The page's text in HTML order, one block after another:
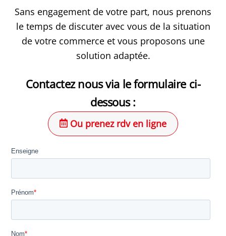
Sans engagement de votre part, nous prenons
le temps de discuter avec vous de la situation
de votre commerce et vous proposons une
solution adaptée.
Contactez nous via le formulaire ci-
dessous :
Ou prenez rdv en ligne